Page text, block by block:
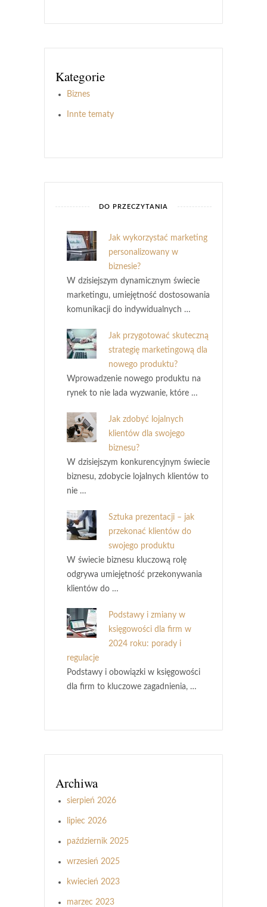
Kategorie
Biznes
Innte tematy
DO PRZECZYTANIA
Jak wykorzystać marketing
personalizowany w
biznesie?
W dzisiejszym dynamicznym świecie
marketingu, umiejętność dostosowania
komunikacji do indywidualnych …
Jak przygotować skuteczną
strategię marketingową dla
nowego produktu?
Wprowadzenie nowego produktu na
rynek to nie lada wyzwanie, które …
Jak zdobyć lojalnych
klientów dla swojego
biznesu?
W dzisiejszym konkurencyjnym świecie
biznesu, zdobycie lojalnych klientów to
nie …
Sztuka prezentacji – jak
przekonać klientów do
swojego produktu
W świecie biznesu kluczową rolę
odgrywa umiejętność przekonywania
klientów do …
Podstawy i zmiany w
księgowości dla firm w
2024 roku: porady i
regulacje
Podstawy i obowiązki w księgowości
dla firm to kluczowe zagadnienia, …
Archiwa
sierpień 2026
lipiec 2026
październik 2025
wrzesień 2025
kwiecień 2023
marzec 2023